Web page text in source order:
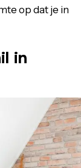
op dat je in
in